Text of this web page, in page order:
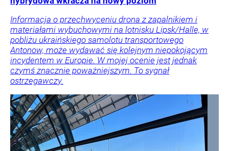
Informacja o przechwyceniu drona z zapalnikiem i
materiałami wybuchowymi na lotnisku Lipsk/Halle, w
pobliżu ukraińskiego samolotu transportowego
Antonow, może wydawać się kolejnym niepokojącym
incydentem w Europie. W mojej ocenie jest jednak
czymś znacznie poważniejszym. To sygnał
ostrzegawczy.